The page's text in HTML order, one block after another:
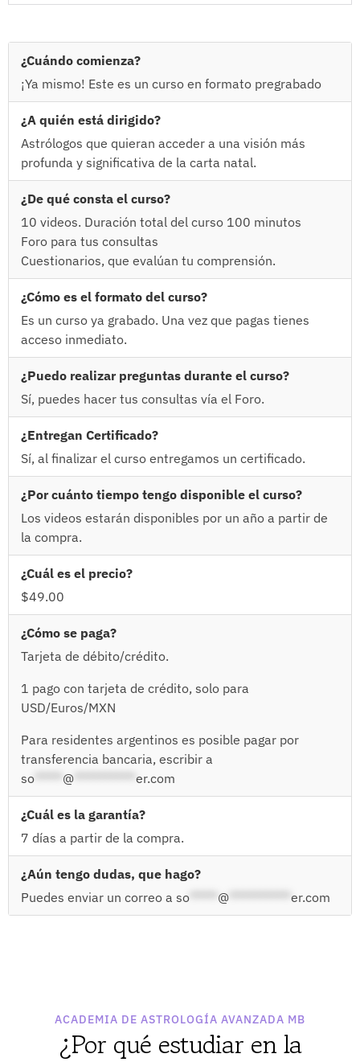
¿Cuándo comienza?
¡Ya mismo! Este es un curso en formato pregrabado
¿A quién está dirigido?
Astrólogos que quieran acceder a una visión más
profunda y significativa de la carta natal.
¿De qué consta el curso?
10 videos. Duración total del curso 100 minutos
Foro para tus consultas
Cuestionarios, que evalúan tu comprensión.
¿Cómo es el formato del curso?
Es un curso ya grabado. Una vez que pagas tienes
acceso inmediato.
¿Puedo realizar preguntas durante el curso?
Sí, puedes hacer tus consultas vía el Foro.
¿Entregan Certificado?
Sí, al finalizar el curso entregamos un certificado.
¿Por cuánto tiempo tengo disponible el curso?
Los videos estarán disponibles por un año a partir de
la compra.
¿Cuál es el precio?
$49.00
¿Cómo se paga?
Tarjeta de débito/crédito.
1 pago con tarjeta de crédito, solo para
USD/Euros/MXN
Para residentes argentinos es posible pagar por
transferencia bancaria, escribir a
so
@ er.com
¿Cuál es la garantía?
7 días a partir de la compra.
¿Aún tengo dudas, que hago?
Puedes enviar un correo a so @ er.com
ACADEMIA DE ASTROLOGÍA AVANZADA MB
¿Por qué estudiar en la